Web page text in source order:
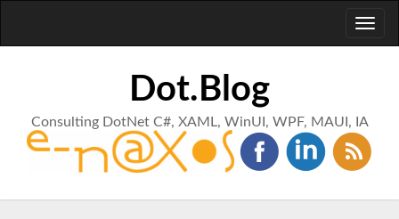
Dot.Blog
Consulting DotNet C#, XAML, WinUI, WPF, MAUI, IA